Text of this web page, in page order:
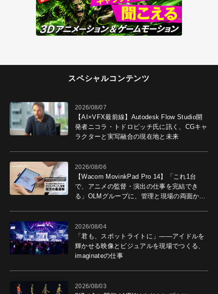
スペシャルコンテンツ
2026/08/07
【AI×VFX最前線】Autodesk Flow Studio開
発者ニコラ・トドロビッチ氏に訊く、CGキャ
ラクターと実写融合の現在地と未来
2026/08/06
【Wacom MovinkPad Pro 14】「これ1台
で、アニメの監督・演出の仕事を完結でき
る」OLMグループに、管理と現場の両面から
2026/08/04
「君も、スポットライトに」――アイドルを
輝かせる映像とビジュアルを現場でつくる、
imaginateの仕事
2026/08/03